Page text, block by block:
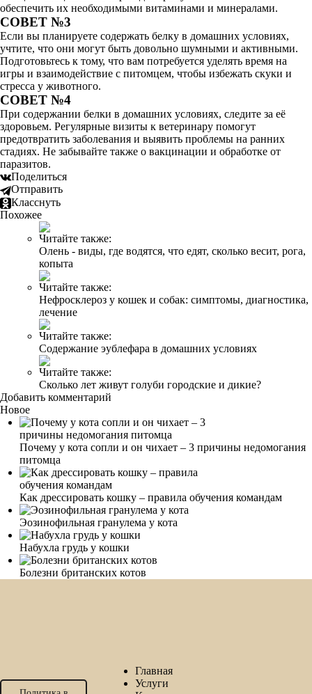
обеспечить их необходимыми витаминами и минералами.
СОВЕТ №3
Если вы планируете содержать белку в домашних условиях,
учтите, что они могут быть довольно шумными и активными.
Подготовьтесь к тому, что вам потребуется уделять время на
игры и взаимодействие с питомцем, чтобы избежать скуки и
стресса у животного.
СОВЕТ №4
При содержании белки в домашних условиях, следите за её
здоровьем. Регулярные визиты к ветеринару помогут
предотвратить заболевания и выявить проблемы на ранних
стадиях. Не забывайте также о вакцинации и обработке от
паразитов.
Поделиться
Отправить
Класснуть
Похожее
Читайте также:
Олень - виды, где водятся, что едят, сколько весит, рога,
копыта
Читайте также:
Нефросклероз у кошек и собак: симптомы, диагностика,
лечение
Читайте также:
Содержание эублефара в домашних условиях
Читайте также:
Сколько лет живут голуби городские и дикие?
Добавить комментарий
Новое
Почему у кота сопли и он чихает – 3 причины недомогания
питомца
Как дрессировать кошку – правила обучения командам
Эозинофильная гранулема у кота
Набухла грудь у кошки
Болезни британских котов
Главная
Услуги